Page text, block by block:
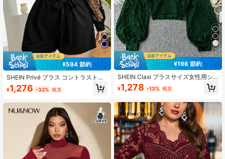
¥594 節約
SHEIN Privé プラス コントラスト格
子縞 メッシュ ランタンスリーブ ベ
ルト ロンパース
¥1,276 -32% 概算
¥196 節約
SHEIN Clasi プラスサイズ女性用シ
アー 中空 セクシートップ
¥1,278 -13% 概算